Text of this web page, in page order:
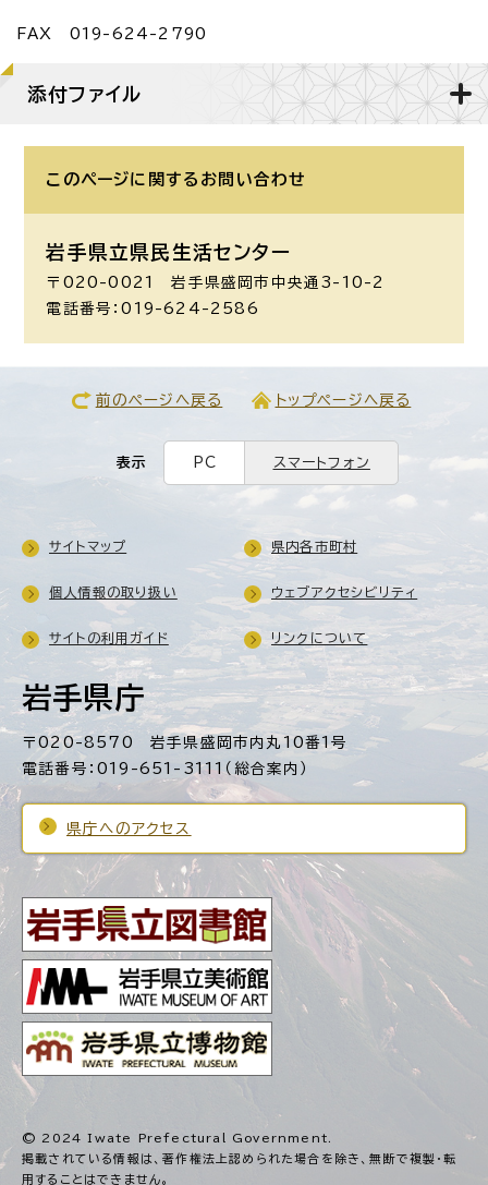
FAX 019-624-2790
添付ファイル
このページに関する お問い合わせ
岩手県立県民生活センター
〒020-0021 岩手県盛岡市中央通3-10-2
電話番号：019-624-2586
前のページへ戻る トップページへ戻る
表示 PC スマートフォン
岩手県庁
〒020-8570 岩手県盛岡市内丸10番1号
電話番号：019-651-3111（総合案内）
県庁へのアクセス
サイトマップ 県内各市町村
個人情報の取り扱い ウェブアクセシビリティ
サイトの利用ガイド リンクについて
© 2024 Iwate Prefectural Government.
掲載されている情報は、著作権法上認められた場合を除き、無断で複製・転
用することはできません。